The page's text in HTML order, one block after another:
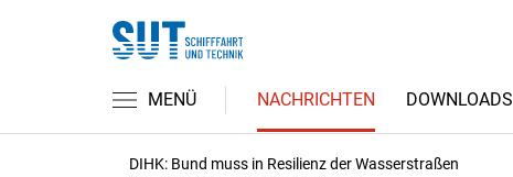
MENÜ NACHRICHTEN DOWNLOADS
DIHK: Bund muss in Resilienz der Wasserstraßen